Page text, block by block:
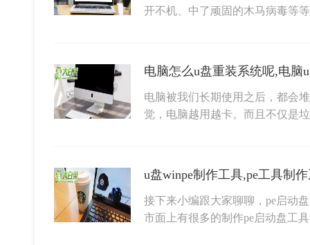
开不机、中了顽固的木马病毒等
电脑怎么u盘重装系统呢,电脑
电脑被我们长期使用之后，都会
觉，电脑越用越卡。而且不仅是
u盘winpe制作工具,pe工具制
接下来小编跟大家聊聊，pe启动
市面上有很多的制作pe启动盘工